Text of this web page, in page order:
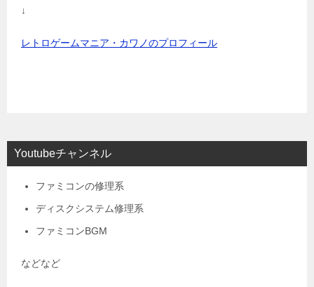
↓
レトロゲームマニア・カワノのプロフィール
Youtubeチャンネル
ファミコンの修理系
ディスクシステム修理系
ファミコンBGM
などなど